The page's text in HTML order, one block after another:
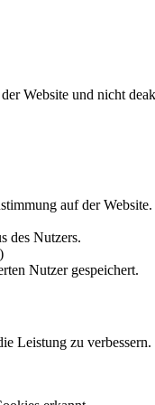
Website und nicht
auf der Website.
des Nutzers.
Nutzer gespeichert.
Leistung zu verbessern.